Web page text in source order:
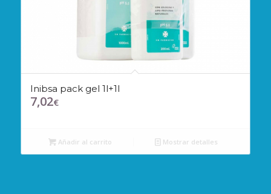
Inibsa pack gel 1l+1l
7,02€
Añadir al carrito Mostrar detalles